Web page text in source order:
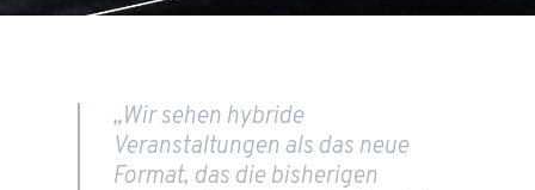
„Wir sehen hybride
Veranstaltungen als das neue
Format, das die bisherigen